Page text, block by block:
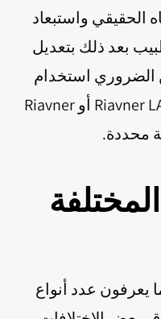
الحقيقي واستبعاد
بعد ذلك بتعديل
الضروري استخدام
نسخة ممتدة الإطلاق، مثل Riavner LA أو Riavner
يعرفون عدد أنواع